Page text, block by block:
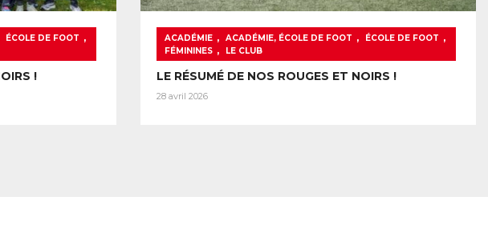
ÉCOLE DE FOOT ,
!
ACADÉMIE , ACADÉMIE, ÉCOLE DE FOOT , ÉCOLE DE FOOT ,
FÉMININES , LE CLUB
LE RÉSUMÉ DE NOS ROUGES ET NOIRS !
28 avril 2026